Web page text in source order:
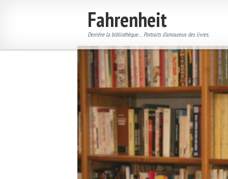
Fahrenheit
Derrière la bibliothèque… Portraits d’amoureux des livres.